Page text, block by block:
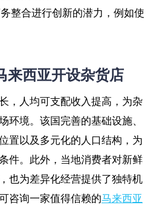
整合进行创新的潜力，例如使
来西亚开设杂货店
，人均可支配收入提高，为杂
环境。该国完善的基础设施、
置以及多元化的人口结构，为
件。此外，当地消费者对新鲜
也为差异化经营提供了独特机
咨询一家值得信赖的马来西亚